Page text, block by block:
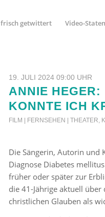
frisch getwittert Video-
19. JULI 2024 09:00 UHR
ANNIE
KONNTE ICH
FILM | FERNSEHEN | THEATER,
Die Sängerin, Autorin und
Diagnose Diabetes
früher oder später zur
die 41-Jährige aktuell
christlichen Glauben als